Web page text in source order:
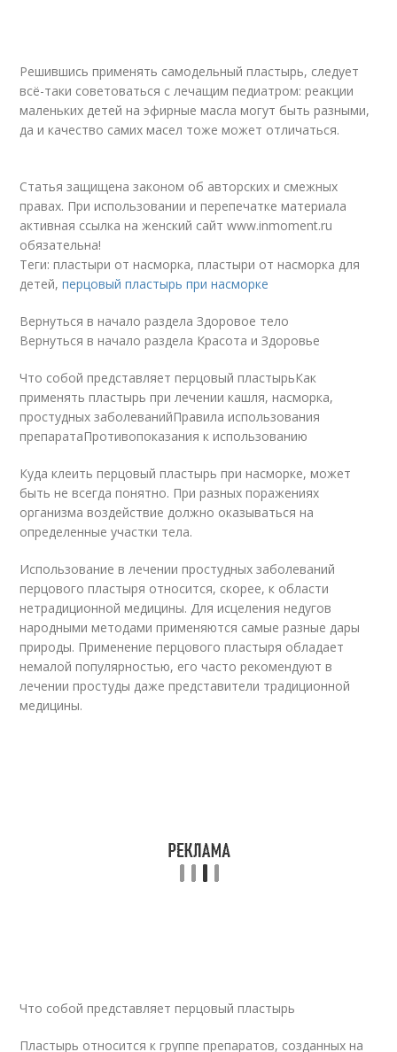
Решившись применять самодельный пластырь, следует
всё-таки советоваться с лечащим педиатром: реакции
маленьких детей на эфирные масла могут быть разными,
да и качество самих масел тоже может отличаться.
Статья защищена законом об авторских и смежных
правах. При использовании и перепечатке материала
активная ссылка на женский сайт www.inmoment.ru
обязательна!
Теги: пластыри от насморка, пластыри от насморка для
детей,перцовый пластырь при насморке
Вернуться в начало раздела Здоровое тело
Вернуться в начало раздела Красота и Здоровье
Что собой представляет перцовый пластырьКак
применять пластырь при лечении кашля, насморка,
простудных заболеванийПравила использования
препаратаПротивопоказания к использованию
Куда клеить перцовый пластырь при насморке, может
быть не всегда понятно. При разных поражениях
организма воздействие должно оказываться на
определенные участки тела.
Использование в лечении простудных заболеваний
перцового пластыря относится, скорее, к области
нетрадиционной медицины. Для исцеления недугов
народными методами применяются самые разные дары
природы. Применение перцового пластыря обладает
немалой популярностью, его часто рекомендуют в
лечении простуды даже представители традиционной
медицины.
Что собой представляет перцовый пластырь
Пластырь относится к группе препаратов, созданных на